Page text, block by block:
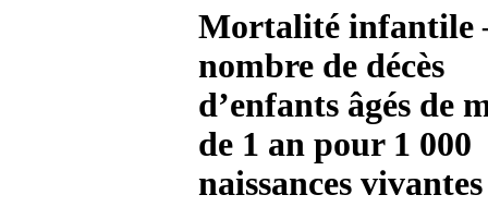
Mortalité infantile
nombre de décès
d’enfants âgés de
de 1 an pour 1 000
naissances vivantes